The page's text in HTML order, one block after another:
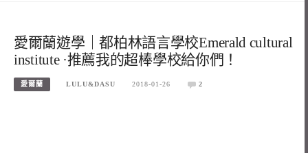
愛爾蘭遊學｜都柏林語言學校Emerald cultural
institute ·推薦我的超棒學校給你們！
愛爾蘭 LULU&DASU 2018-01-26 2